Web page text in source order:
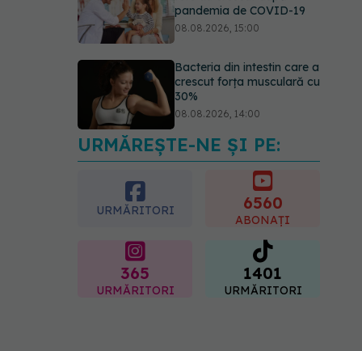
pandemia de COVID-19
08.08.2026, 15:00
Bacteria din intestin care a
crescut forța musculară cu
30%
08.08.2026, 14:00
Trucul genial cu ceai negru
pentru păr. Tot mai multe
08.08.2026, 17:00
URMĂREȘTE-NE ȘI PE:
URMĂRITORI 6560
ABONAȚI
365
URMĂRITORI
1401
URMĂRITORI